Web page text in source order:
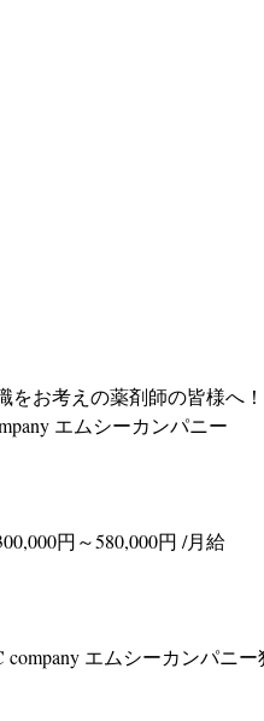
をお考えの薬剤師の皆様へ！
エムシーカンパニー
円～580,000円 /月給
company エムシーカンパニ